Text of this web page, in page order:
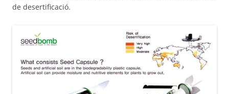
de desertificació.